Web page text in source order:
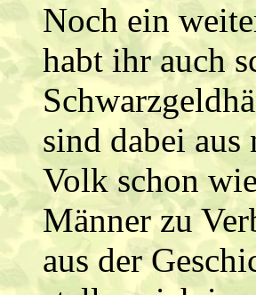
Noch ein
habt ihr auch
sind dabei
Volk schon
Männer zu
aus der